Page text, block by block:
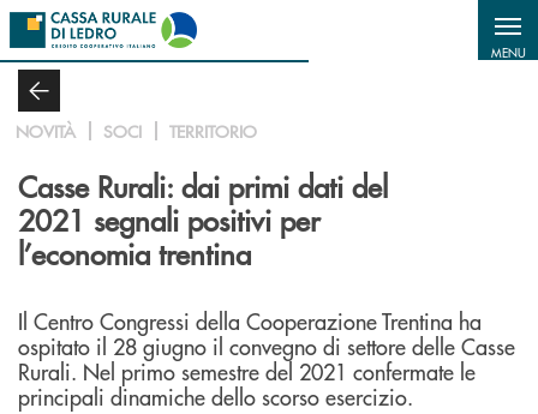
Salta al contenuto principale
MENU
NOVITÀ SOCI TERRITORIO
Casse Rurali: dai primi dati del
2021 segnali positivi per
l’economia trentina
Il Centro Congressi della Cooperazione Trentina ha
ospitato il 28 giugno il convegno di settore delle Casse
Rurali. Nel primo semestre del 2021 confermate le
principali dinamiche dello scorso esercizio.